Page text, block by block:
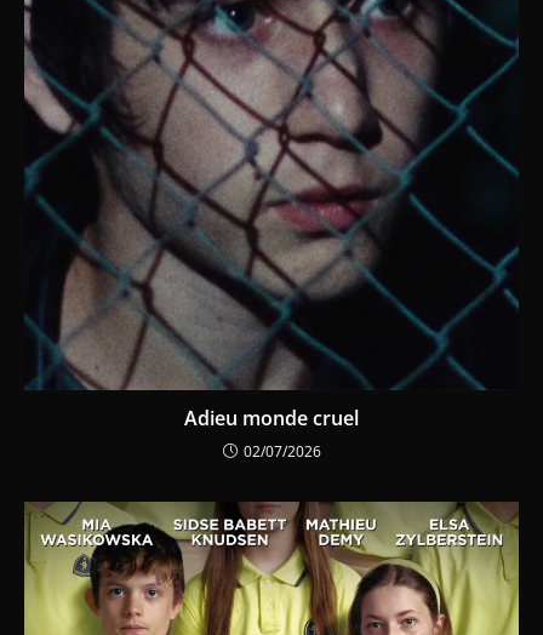
Adieu monde cruel
02/07/2026